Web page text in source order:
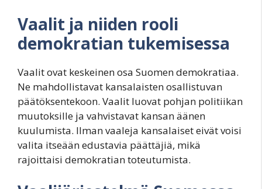
Vaalit ja niiden rooli
demokratian tukemisessa
Vaalit ovat keskeinen osa Suomen demokratiaa.
Ne mahdollistavat kansalaisten osallistuvan
päätöksentekoon. Vaalit luovat pohjan politiikan
muutoksille ja vahvistavat kansan äänen
kuulumista. Ilman vaaleja kansalaiset eivät voisi
valita itseään edustavia päättäjiä, mikä
rajoittaisi demokratian toteutumista.